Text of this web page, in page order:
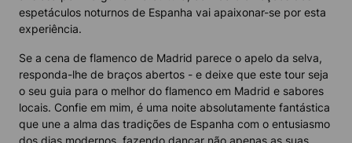
espetáculos noturnos de Espanha vai apaixonar-se por esta
experiência.
Se a cena de flamenco de Madrid parece o apelo da selva,
responda-lhe de braços abertos - e deixe que este tour seja
o seu guia para o melhor do flamenco em Madrid e sabores
locais. Confie em mim, é uma noite absolutamente fantástica
que une a alma das tradições de Espanha com o entusiasmo